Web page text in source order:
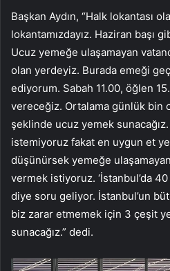
Başkan Aydın, “Halk lokantası
lokantamızdayız. Haziran başı
Ucuz yemeğe ulaşamayan
olan yerdeyiz. Burada emeği
ediyorum. Sabah 11.00, öğlen
vereceğiz. Ortalama günlük bin
şeklinde ucuz yemek
istemiyoruz fakat en uygun et
düşünürsek yemeğe
vermek istiyoruz. ‘İstanbul’da
diye soru geliyor. İstanbul’un
biz zarar etmemek için 3 çeşit
sunacağız.” dedi.